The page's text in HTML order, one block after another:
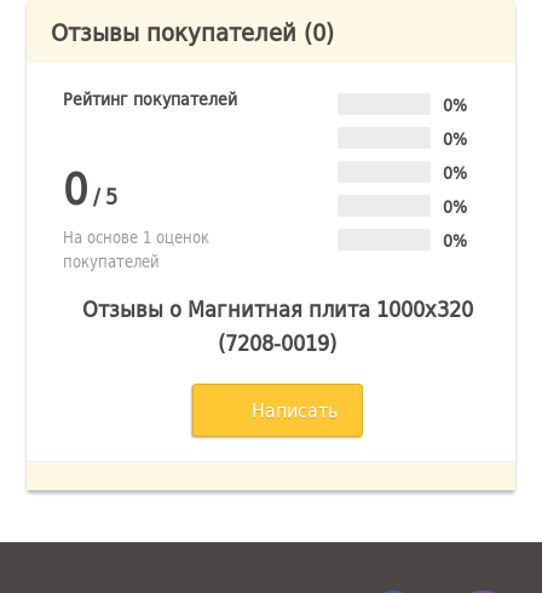
Отзывы покупателей (0)
Рейтинг покупателей
0/5
На основе 1 оценок
покупателей
0%
0%
0%
0%
0%
Отзывы о Магнитная плита 1000х320
(7208-0019)
Написать